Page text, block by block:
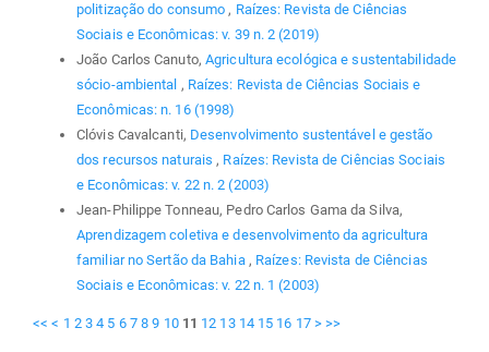
politização do consumo, Raízes: Revista de Ciências
Sociais e Econômicas: v. 39 n. 2 (2019)
João Carlos Canuto, Agricultura ecológica e sustentabilidade
sócio-ambiental , Raízes: Revista de Ciências Sociais e
Econômicas: n. 16 (1998)
Clóvis Cavalcanti, Desenvolvimento sustentável e gestão
dos recursos naturais, Raízes: Revista de Ciências Sociais
e Econômicas: v. 22 n. 2 (2003)
Jean-Philippe Tonneau, Pedro Carlos Gama da Silva,
Aprendizagem coletiva e desenvolvimento da agricultura
familiar no Sertão da Bahia , Raízes: Revista de Ciências
Sociais e Econômicas: v. 22 n. 1 (2003)
<< < 1 2 3 4 5 6 7 8 9 10 11 12 13 14 15 16 17 > >>